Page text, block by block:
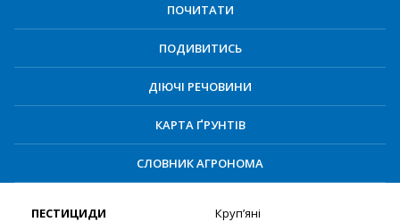
ПОЧИТАТИ
ПОДИВИТИСЬ
ДІЮЧІ РЕЧОВИНИ
КАРТА ҐРУНТІВ
СЛОВНИК АГРОНОМА
ПЕСТИЦИДИ Круп’яні